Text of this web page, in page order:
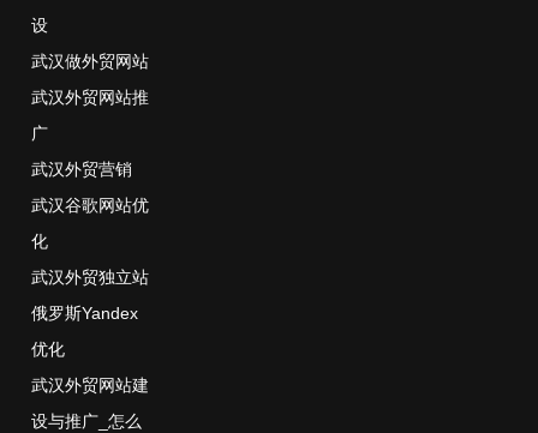
设
武汉做外贸网站
武汉外贸网站推
广
武汉外贸营销
武汉谷歌网站优
化
武汉外贸独立站
俄罗斯Yandex
优化
武汉外贸网站建
设与推广_怎么